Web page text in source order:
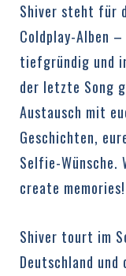
Shiver steht für
Coldplay-Alben
tiefgründig und
der letzte Song
Austausch mit
Geschichten,
Selfie-Wünsche.
create memories!
Shiver tourt im
Deutschland